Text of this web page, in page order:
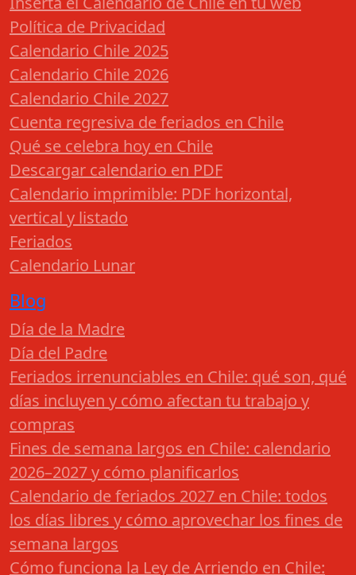
Política de Privacidad
Calendario Chile 2025
Calendario Chile 2026
Calendario Chile 2027
Cuenta regresiva de feriados en Chile
Qué se celebra hoy en Chile
Descargar calendario en PDF
Calendario imprimible: PDF horizontal,
vertical y listado
Feriados
Calendario Lunar
Blog
Día de la Madre
Día del Padre
Feriados irrenunciables en Chile: qué son, qué
días incluyen y cómo afectan tu trabajo y
compras
Fines de semana largos en Chile: calendario
2026–2027 y cómo planificarlos
Calendario de feriados 2027 en Chile: todos
los días libres y cómo aprovechar los fines de
semana largos
Cómo funciona la Ley de Arriendo en Chile: